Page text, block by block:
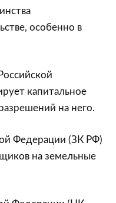
особенно в
капитальное
на него.
Федерации (ЗК РФ)
на земельные